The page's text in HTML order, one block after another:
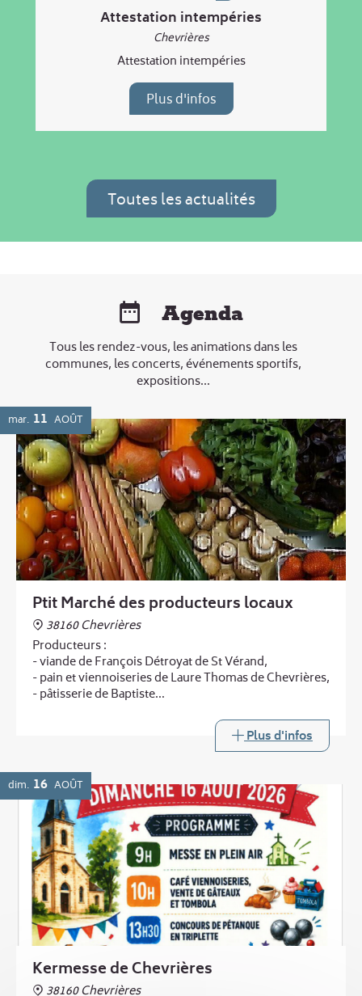
Attestation intempéries
Chevrières
Attestation intempéries
Plus d'infos
Toutes les actualités
Agenda
Tous les rendez-vous, les animations dans les
communes, les concerts, événements sportifs,
expositions...
mar. 11 AOÛT
Ptit Marché des producteurs locaux
38160 Chevrières
Producteurs :
- viande de François Détroyat de St Vérand,
- pain et viennoiseries de Laure Thomas de Chevrières,
- pâtisserie de Baptiste
- légumes de Laurent Boucheny de Murinais
Buvette
Plus d'infos
dim. 16 AOÛT
Kermesse de Chevrières
38160 Chevrières